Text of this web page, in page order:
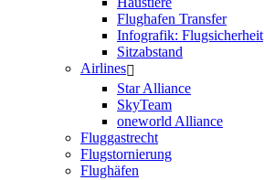
Flughafen Transfer
Infografik: Flugsicherheit
Sitzabstand
Airlines
Star Alliance
SkyTeam
oneworld Alliance
Fluggastrecht
Flugstornierung
Flughäfen